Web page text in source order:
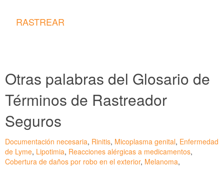
RASTREAR
Otras palabras del Glosario de
Términos de Rastreador
Seguros
Documentación necesaria, Rinitis, Micoplasma genital, Enfermedad
de Lyme, Lipotimia, Reacciones alérgicas a medicamentos,
Cobertura de daños por robo en el exterior, Melanoma,